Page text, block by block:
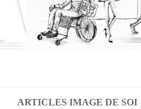
ARTICLES IMAGE DE SOI